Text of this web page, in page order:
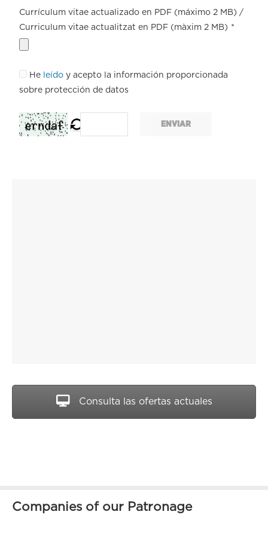
Currículum vitae actualizado en PDF (máximo 2 MB) /
Curriculum vitae actualitzat en PDF (màxim 2 MB) *
He leído y acepto la información proporcionada
sobre protección de datos
ENVIAR
Consulta las ofertas actuales
Companies of our Patronage